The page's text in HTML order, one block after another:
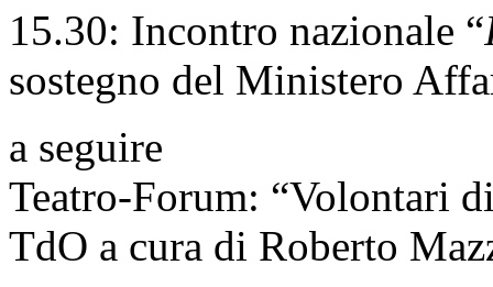
15.30: Incontro nazionale “
sostegno del Ministero
a seguire
Teatro-Forum: “Volontari
TdO a cura di Roberto